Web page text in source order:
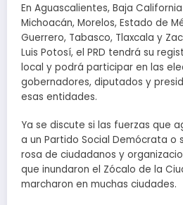
En Aguascalientes, Baja
Michoacán, Morelos, Estado de
Guerrero, Tabasco, Tlaxcala y
Luis Potosí, el PRD tendrá su
local y podrá participar en las
gobernadores, diputados y
esas entidades.
Ya se discute si las fuerzas que
a un Partido Social Demócrata o
rosa de ciudadanos y
que inundaron el Zócalo de la
marcharon en muchas ciudades.